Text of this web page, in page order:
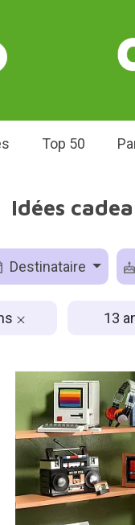
Top 50
Idées
Destinataire
13